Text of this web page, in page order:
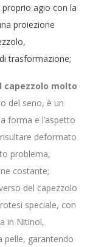
agio con la
proiezione
trasformazione;
capezzolo molto
del seno, è un
forma e l’aspetto
deformato
problema,
costante;
del capezzolo
speciale, con
in Nitinol,
pelle, garantendo